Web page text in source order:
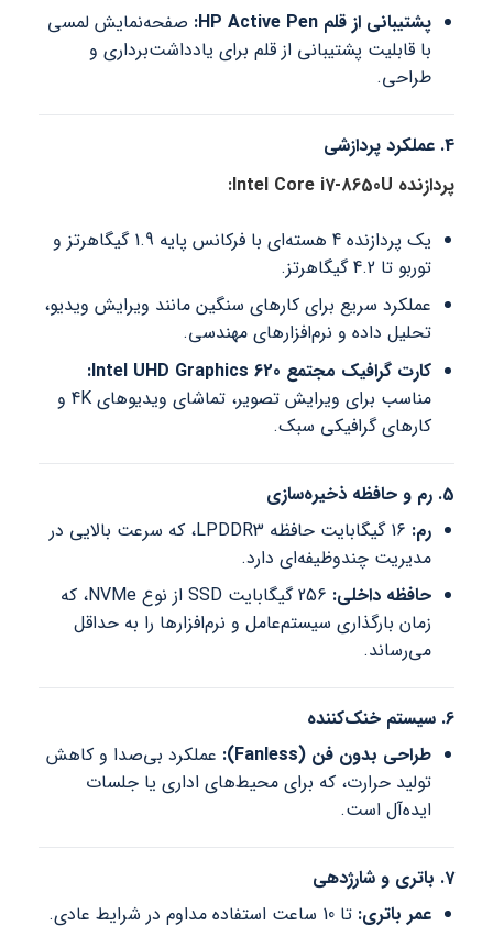
پشتیبانی از قلم HP Active Pen:
صفحه‌نمایش لمسی
با قابلیت پشتیبانی از قلم برای یادداشت‌برداری و
طراحی.
4. عملکرد پردازشی
پردازنده Intel Core i7-8650U:
یک پردازنده 4 هسته‌ای با فرکانس پایه 1.9 گیگاهرتز و
توربو تا 4.2 گیگاهرتز.
عملکرد سریع برای کارهای سنگین مانند ویرایش ویدیو،
تحلیل داده و نرم‌افزارهای مهندسی.
کارت گرافیک مجتمع Intel UHD Graphics 620:
مناسب برای ویرایش تصویر، تماشای ویدیوهای 4K و
کارهای گرافیکی سبک.
5. رم و حافظه ذخیره‌سازی
رم:
16 گیگابایت حافظه LPDDR3، که سرعت بالایی در
مدیریت چندوظیفه‌ای دارد.
حافظه داخلی:
256 گیگابایت SSD از نوع NVMe، که
زمان بارگذاری سیستم‌عامل و نرم‌افزارها را به حداقل
می‌رساند.
6. سیستم خنک‌کننده
طراحی بدون فن (Fanless):
عملکرد بی‌صدا و کاهش
تولید حرارت، که برای محیط‌های اداری یا جلسات
ایده‌آل است.
7. باتری و شارژدهی
عمر باتری: تا 10 ساعت استفاده مداوم در شرایط عادی.